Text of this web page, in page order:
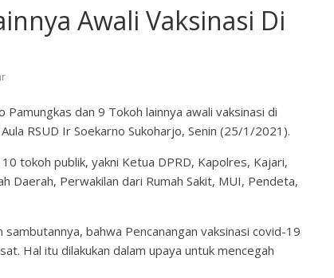
Awali Vaksinasi Di
dan 9 Tokoh lainnya awali vaksinasi di
RSUD Ir Soekarno Sukoharjo, Senin (25/1/2021).
tokoh publik, yakni Ketua DPRD, Kapolres, Kajari,
Daerah, Perwakilan dari Rumah Sakit, MUI, Pendeta,
bahwa Pencanangan vaksinasi covid-19
Hal itu dilakukan dalam upaya untuk mencegah